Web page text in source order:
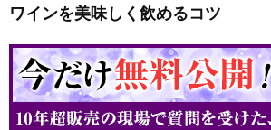
ワインを美味しく飲めるコツ